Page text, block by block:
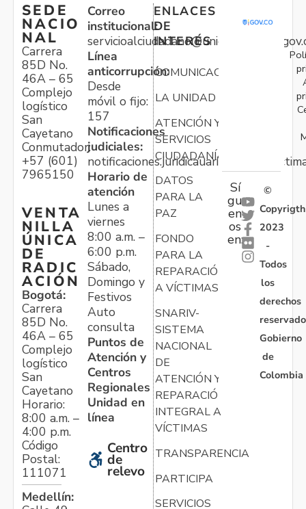
SEDE
NACIO
NAL
Carrera
85D No.
46A – 65
Complejo
logístico
San
Cayetano
Conmutador:
+57 (601)
7965150
VENTA
NILLA
ÚNICA
DE
RADIC
ACIÓN
Bogotá:
Carrera
85D No.
46A – 65
Complejo
logístico
San
Cayetano
Horario:
8:00 a.m. –
4:00 p.m.
Código
Postal:
111071
Medellín:
Correo
institucional:
Línea
anticorrupción:
Desde
móvil o fijo:
157
Notificaciones
judiciales:
Horario de
atención
Lunes a
viernes
8:00 a.m. –
6:00 p.m.
Sábado,
Domingo y
Festivos
Auto
consulta
Puntos de
Atención y
Centros
Regionales
Unidad en
línea
Centro
de
relevo
ENLACES
DE
INTERÉS
COMUNICACIONES
LA UNIDAD
ATENCIÓN Y
SERVICIOS
CIUDADANÍA
DATOS
PARA LA
PAZ
FONDO
PARA LA
REPARACIÓN
A VÍCTIMAS
SNARIV-
SISTEMA
NACIONAL
DE
ATENCIÓN Y
REPARACIÓN
INTEGRAL A
VÍCTIMAS
TRANSPARENCIA
PARTICIPA
SERVICIOS
Sí
gu
en
os
en:
©
Copyrigth
2023
-
Todos
los
derechos
Gobierno
de
Colombia